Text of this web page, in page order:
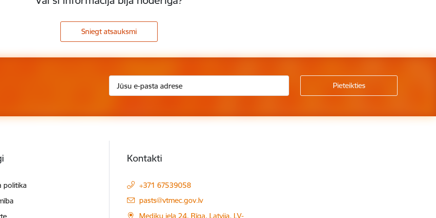
Sniegt atsauksmi
politika
Kontakti
+371 67539058
E-pasts:
pasts@vtmec.gov.lv
Mediķu iela 24, Rīga, Latvija, LV-